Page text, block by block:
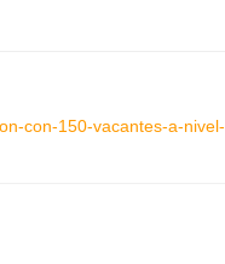
con-150-vacantes-a-nivel-